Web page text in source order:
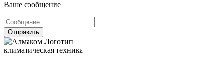
Ваше сообщение
Отправить
климатическая техника